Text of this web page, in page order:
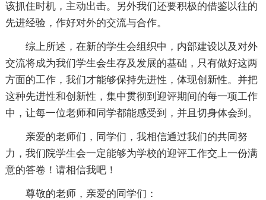
该抓住时机，主动出击。另外我们还要积极的借鉴以往的
先进经验，作好对外的交流与合作。
综上所述，在新的学生会组织中，内部建设以及对外
交流将成为我们学生会生存及发展的基础，只有做好这两
方面的工作，我们才能够保持先进性，体现创新性。并把
这种先进性和创新性，集中贯彻到迎评期间的每一项工作
中，让每一位老师和同学都能感受到，并且切身体会到。
亲爱的老师们，同学们，我相信通过我们的共同努
力，我们院学生会一定能够为学校的迎评工作交上一份满
意的答卷！请相信我吧！
尊敬的老师，亲爱的同学们：